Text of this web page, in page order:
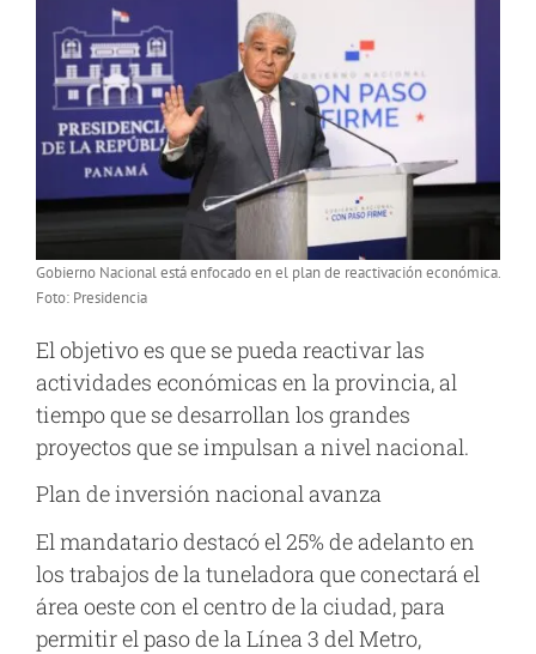
Gobierno Nacional está enfocado en el plan de reactivación económica.
Foto: Presidencia
El objetivo es que se pueda reactivar las
actividades económicas en la provincia, al
tiempo que se desarrollan los grandes
proyectos que se impulsan a nivel nacional.
Plan de inversión nacional avanza
El mandatario destacó el 25% de adelanto en
los trabajos de la tuneladora que conectará el
área oeste con el centro de la ciudad, para
permitir el paso de la Línea 3 del Metro,